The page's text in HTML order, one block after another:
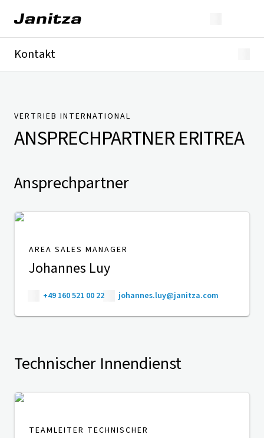
Kontakt
Presse
VERTRIEB INTERNATIONAL
ANSPRECHPARTNERERITREA
Ansprechpartner
AREA SALES MANAGER
Johannes Luy
+49 160 521 00 22 johannes.luy@janitza.com
Technischer Innendienst
TEAMLEITER TECHNISCHER